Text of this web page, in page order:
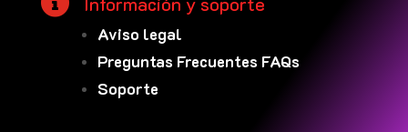
Aviso legal
Preguntas Frecuentes FAQs
Soporte